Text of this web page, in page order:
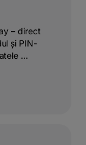
– direct
și PIN-
...